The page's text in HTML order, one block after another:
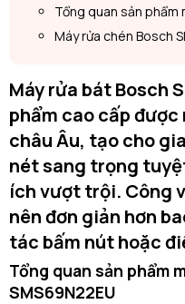
Tổng quan sản phẩm
Máy rửa chén Bosch
Máy rửa bát Bosch
phẩm cao cấp
châu Âu, tạo cho
nét sang trọng
ích vượt trội. Công
nên đơn giản hơn
tác bấm nút hoặc
Tổng quan sản phẩm
SMS69N22EU